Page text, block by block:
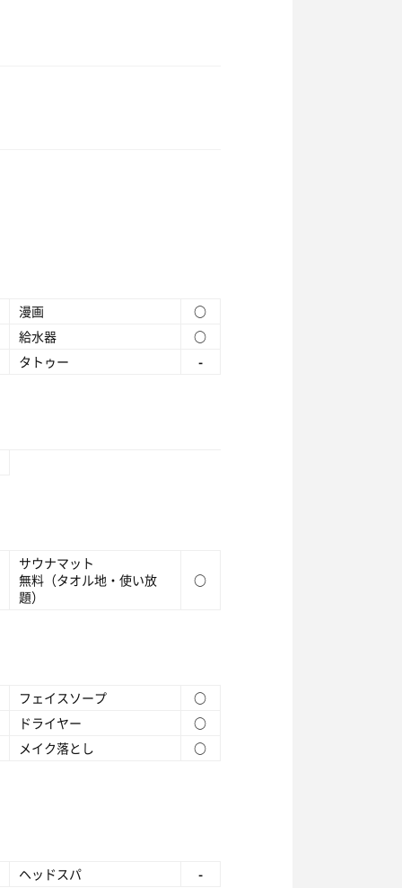
漫画
○
給水器
○
タトゥー
-
サウナマット
無料（タオル地・使い放
題）
○
フェイスソープ
○
ドライヤー
○
メイク落とし
○
ヘッドスパ -